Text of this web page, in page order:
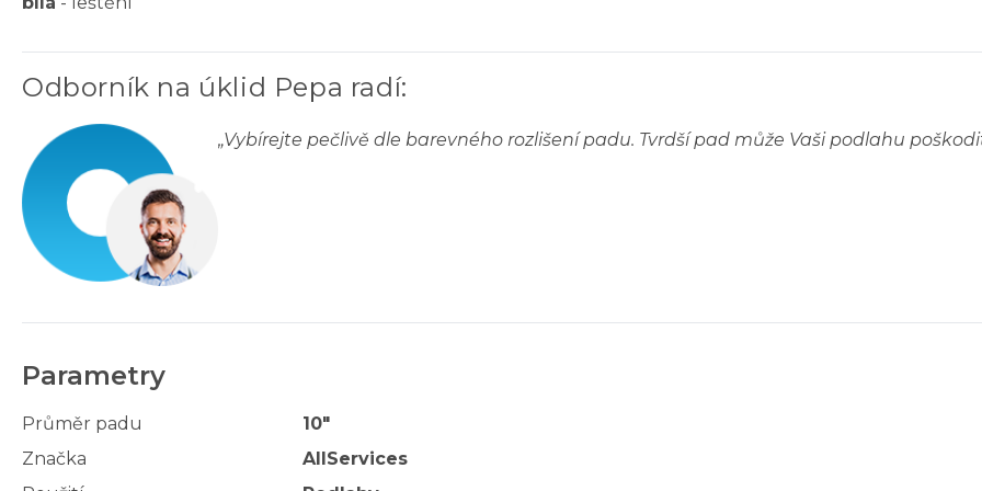
Odborník na úklid Pepa radí:
„Vybírejte pečlivě dle barevného rozlišení padu. Tvrdší pad může Vaši podlahu
Parametry
Průměr padu
10"
Značka
AllServices